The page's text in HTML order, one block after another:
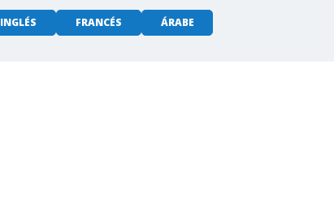
INGLÉS FRANCÉS ÁRABE